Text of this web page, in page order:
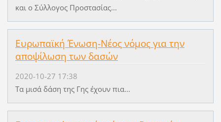
και ο Σύλλογος Προστασίας...
Ευρωπαϊκή Ένωση-Νέος νόμος για την
αποψίλωση των δασών
2020-10-27 17:38
Τα μισά δάση της Γης έχουν πια...